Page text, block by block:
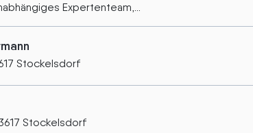
Expertenteam,...
Stockelsdorf
Stockelsdorf